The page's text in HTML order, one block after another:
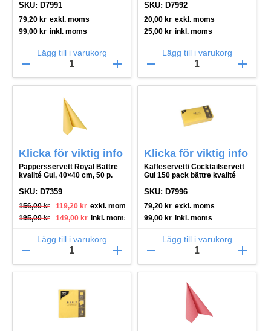
SKU: D7991
79,20 kr exkl. moms
99,00 kr inkl. moms
Lägg till i varukorg
remove add
SKU: D7992
20,00 kr exkl. moms
25,00 kr inkl. moms
Lägg till i varukorg
remove add
Klicka för viktig info
Pappersservett Royal Bättre
kvalité Gul, 40×40 cm, 50 p.
SKU: D7359
156,00kr
Det ursprungliga priset var: 156,00 kr.
119,20 kr
Det nuvarande priset är: 119,20 kr.
exkl. moms
195,00kr
Det ursprungliga priset var: 195,00 kr.
149,00 kr
Det nuvarande priset är: 149,00 kr.
inkl. moms
Lägg till i varukorg
remove add
Klicka för viktig info
Kaffeservett/ Cocktailservett
Gul 150 pack bättre kvalité
SKU: D7996
79,20 kr exkl. moms
99,00 kr inkl. moms
Lägg till i varukorg
remove add